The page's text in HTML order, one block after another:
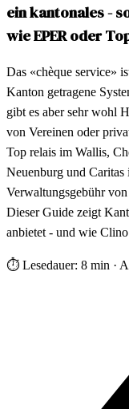
ein kantonales -
wie EPER oder
Das «chèque service»
Kanton getragene
gibt es aber sehr wohl
von Vereinen oder
Top relais im Wallis,
Neuenburg und
Verwaltungsgebühr
Dieser Guide zeigt
anbietet - und wie
⏱ Lesedauer: 8 min ·